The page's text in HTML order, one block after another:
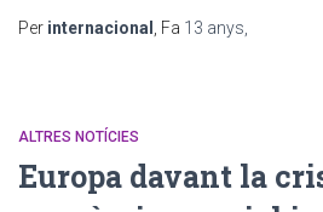
Per internacional , Fa 13 anys
ALTRES NOTÍCIES
Europa davant la